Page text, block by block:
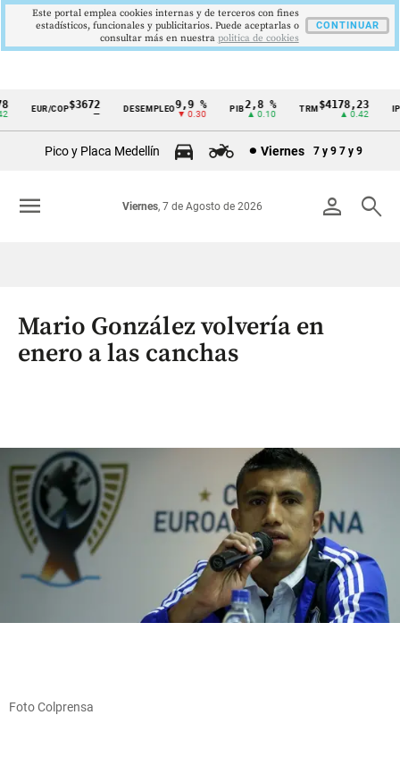
Cintillo
Colombia
EUR/COP$3672 DESEMPLEO 9,9 %
▼ 0.30
PIB2,8 %
▲ 0.10
TRM$4178,23
▲ 0.42
IPC
Pico y Placa Medellín Viernes 7 y 9 7 y 9
person search
Viernes, 7 de Agosto de 2026
menu
Mario González volvería en
enero a las canchas
Foto Colprensa
Este portal emplea cookies internas y de terceros con fines
estadísticos, funcionales y publicitarios. Puede aceptarlas o
consultar más en nuestra politica de cookies
CONTINUAR